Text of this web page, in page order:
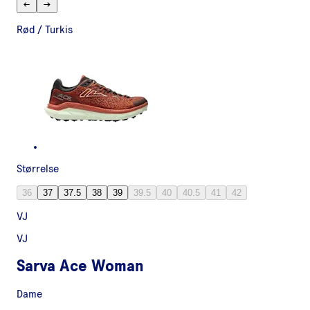
Rød / Turkis
Størrelse
36 37 37.5 38 39 39.5 40 40.5 41 42
VJ
VJ
Sarva Ace Woman
Dame